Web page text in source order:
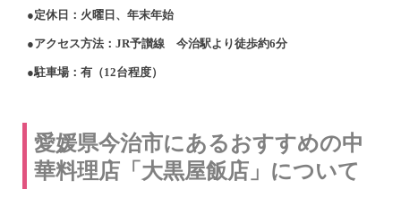
●定休日：火曜日、年末年始
●アクセス方法：JR予讃線 今治駅より徒歩約6分
●駐車場：有（12台程度）
愛媛県今治市にあるおすすめの中
華料理店「大黒屋飯店」について